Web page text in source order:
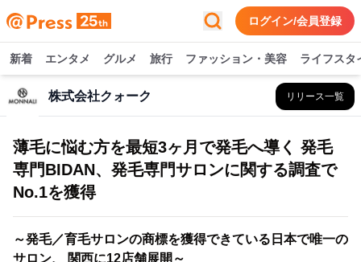
ログイン/会員登録
新着 エンタメ グルメ 旅行 ファッション・美容 ライフスタ
株式会社クォーク リリース一覧
薄毛に悩む方を最短3ヶ月で発毛へ導く 発毛
専門BIDAN、発毛専門サロンに関する調査で
No.1を獲得
～発毛／育毛サロンの商標を獲得できている日本で唯一の
サロン、 関西に12店舗展開～